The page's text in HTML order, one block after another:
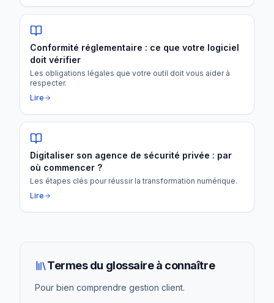
Conformité réglementaire : ce que votre logiciel
doit vérifier
Les obligations légales que votre outil doit vous aider à
respecter.
Lire
Digitaliser son agence de sécurité privée : par
où commencer ?
Les étapes clés pour réussir la transformation numérique.
Lire
Termes du glossaire à connaître
Pour bien comprendre gestion client.